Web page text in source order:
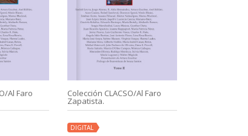
Al Faro Colección CLACSO/Al Faro
Zapatista.
DIGITAL